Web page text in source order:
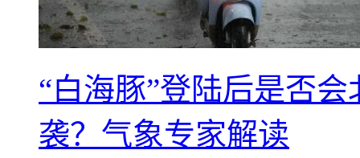
“白海豚”登陆后是否
袭？气象专家解读